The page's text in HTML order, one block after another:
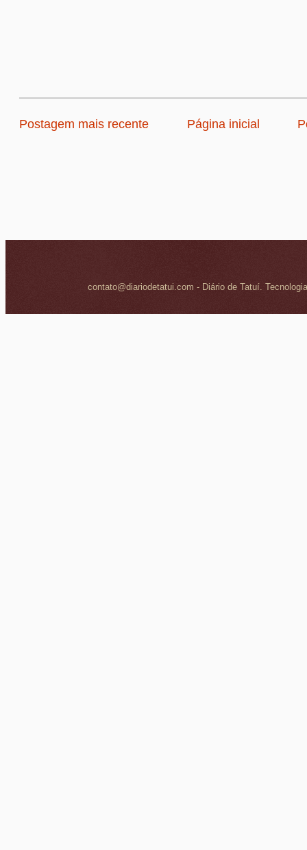
Postagem mais recente Página inicial
contato@diariodetatui.com - Diário de Tatuí.